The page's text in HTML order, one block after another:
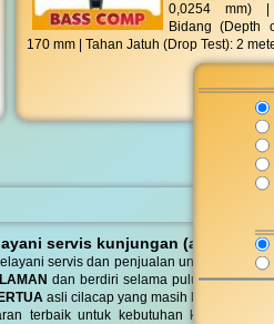
0,0254 mm) |
Bidang (Depth
170 mm | Tahan Jatuh (Drop Test): 2
servis kunjungan (antar
servis dan penjualan untuk instansi,
dan berdiri selama puluhan tahun,
asli cilacap yang masih berdiri sampai
terbaik untuk kebutuhan komputer,